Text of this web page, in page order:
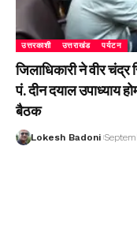
उत्तरकाशी उत्तराखंड पर्यटन
जिलाधिकारी ने वीर
पं. दीन दयाल उपाध्याय
बैठक
Lokesh Badoni